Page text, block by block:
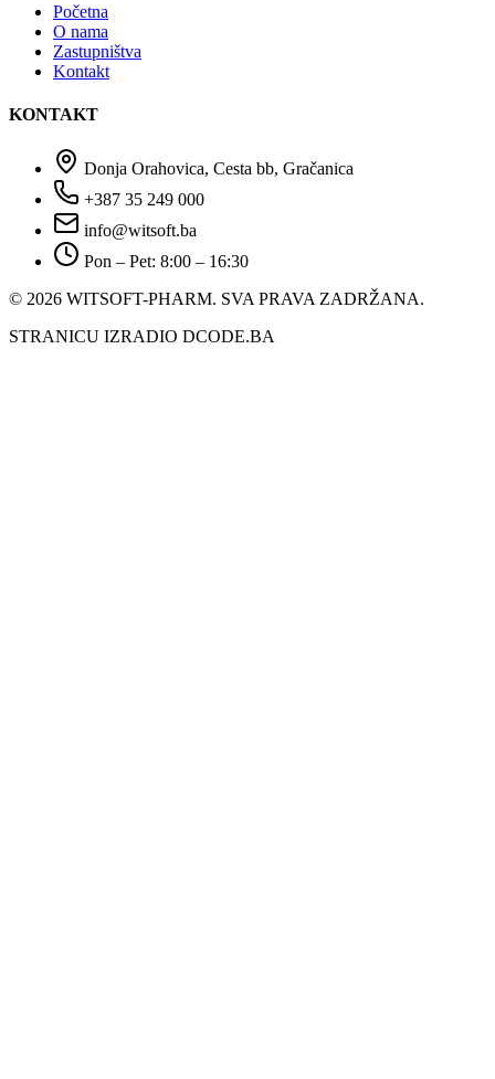
Početna
O nama
Zastupništva
Kontakt
KONTAKT
Donja Orahovica, Cesta bb, Gračanica
+387 35 249 000
info@witsoft.ba
Pon – Pet: 8:00 – 16:30
© 2026 WITSOFT-PHARM. SVA PRAVA ZADRŽANA.
STRANICU IZRADIO DCODE.BA